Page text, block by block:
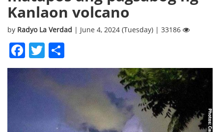
Kanlaon volcano
by Radyo La Verdad | June 4, 2024 (Tuesday) | 33186
Facebook
Twitter